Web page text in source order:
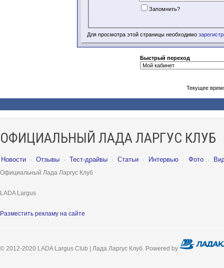
Запомнить?
Для просмотра этой страницы необходимо
Быстрый переход
Текущее
ОФИЦИАЛЬНЫЙ ЛАДА ЛАРГУС КЛУБ
Новости · Отзывы · Тест-драйвы · Статьи · Интервью · Фото ·
Официальный Лада Ларгус Клуб
LADA Largus
Разместить рекламу на сайте
© 2012-2020 LADA Largus Club | Лада Ларгус Клуб. Powered by